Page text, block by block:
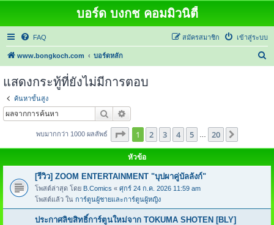
บอร์ด บงกช คอมมิวนิตี้
FAQ เข้าสู่ระบบ
สมัครสมาชิก
www.bongkoch.com บอร์ดหลัก
แสดงกระทู้ที่ยังไม่มีการตอบ
ค้นหาขั้นสูง
ค้นหา
พบมากกว่า 1000 ผลลัพธ์ หน้า จากทั้งหมด 20
1 2 3 4 5 20
หัวข้อ
[รีวิว] ZOOM ENTERTAINMENT "บุปผาคู่บัลลังก์"
โพสต์ล่าสุด โดย B.Comics « ศุกร์ 24 ก.ค. 2026 11:59 am
โพสต์แล้ว ใน การ์ตูนผู้ชายและการ์ตูนผู้หญิง
ประกาศลิขสิทธิ์การ์ตูนใหม่จาก TOKUMA SHOTEN [BLY]